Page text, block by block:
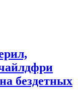
бездетных